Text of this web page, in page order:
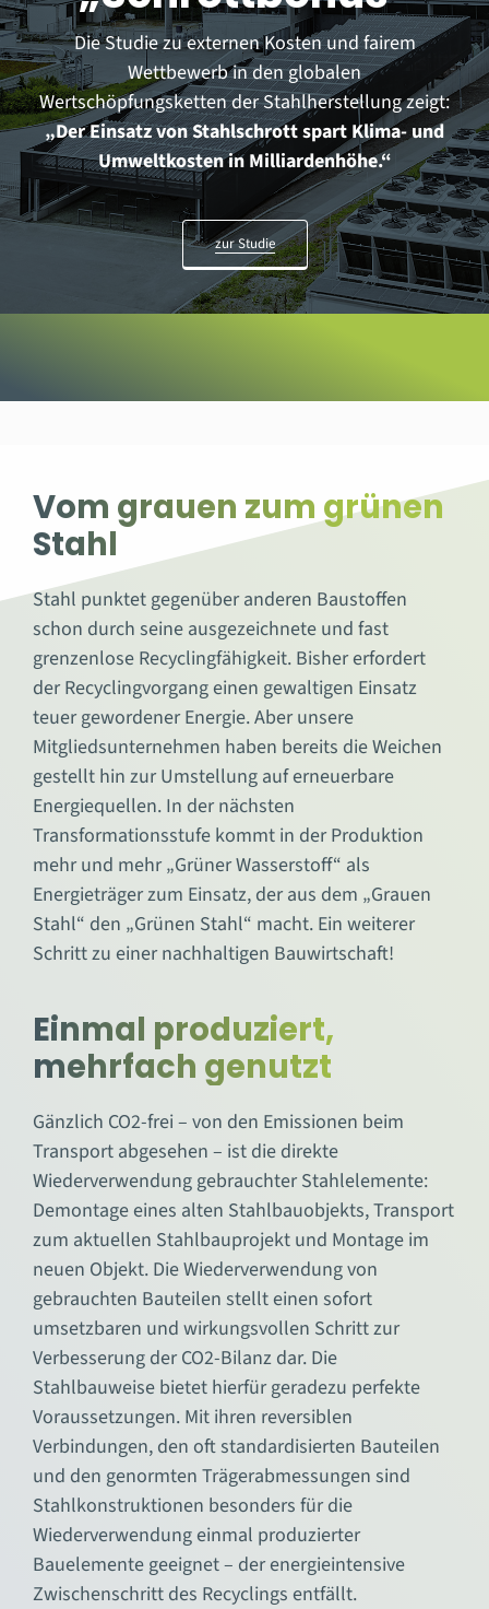
Die Studie zu externen Kosten und fairem
Wettbewerb in den globalen
Wertschöpfungsketten der Stahlherstellung zeigt:
„Der Einsatz von Stahlschrott spart Klima- und
Umweltkosten in Milliardenhöhe.“
zur Studie
Vom grauen zum grünen
Stahl
Stahl punktet gegenüber anderen Baustoffen
schon durch seine ausgezeichnete und fast
grenzenlose Recyclingfähigkeit. Bisher erfordert
der Recyclingvorgang einen gewaltigen Einsatz
teuer gewordener Energie. Aber unsere
Mitgliedsunternehmen haben bereits die Weichen
gestellt hin zur Umstellung auf erneuerbare
Energiequellen. In der nächsten
Transformationsstufe kommt in der Produktion
mehr und mehr „Grüner Wasserstoff“ als
Energieträger zum Einsatz, der aus dem „Grauen
Stahl“ den „Grünen Stahl“ macht. Ein weiterer
Schritt zu einer nachhaltigen Bauwirtschaft!
Einmal produziert,
mehrfach genutzt
Gänzlich CO2-frei – von den Emissionen beim
Transport abgesehen – ist die direkte
Wiederverwendung gebrauchter Stahlelemente:
Demontage eines alten Stahlbauobjekts, Transport
zum aktuellen Stahlbauprojekt und Montage im
neuen Objekt. Die Wiederverwendung von
gebrauchten Bauteilen stellt einen sofort
umsetzbaren und wirkungsvollen Schritt zur
Verbesserung der CO2-Bilanz dar. Die
Stahlbauweise bietet hierfür geradezu perfekte
Voraussetzungen. Mit ihren reversiblen
Verbindungen, den oft standardisierten Bauteilen
und den genormten Trägerabmessungen sind
Stahlkonstruktionen besonders für die
Wiederverwendung einmal produzierter
Bauelemente geeignet – der energieintensive
Zwischenschritt des Recyclings entfällt.